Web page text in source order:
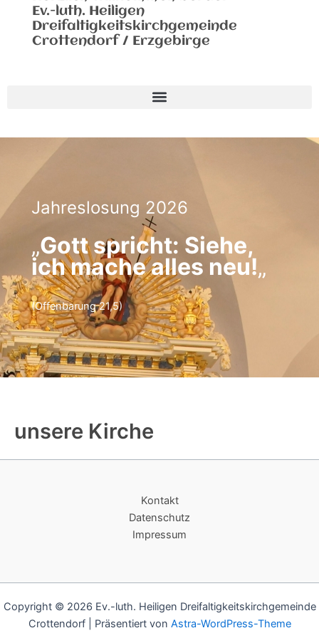
Ev.-luth. Heiligen
Dreifaltigkeitskirchgemeinde
Crottendorf / Erzgebirge
Jahreslosung 2026
„Gott spricht: Siehe,
ich mache alles neu!„
(Offenbarung 21,5)
unsere Kirche
Kontakt
Datenschutz
Impressum
Copyright © 2026 Ev.-luth. Heiligen Dreifaltigkeitskirchgemeinde
Crottendorf | Präsentiert von Astra-WordPress-Theme